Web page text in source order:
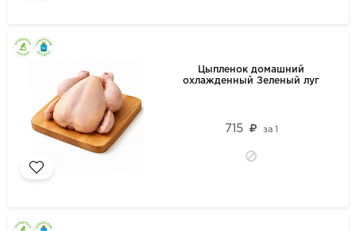
Цыпленок домашний
охлажденный Зеленый луг
715 за 1